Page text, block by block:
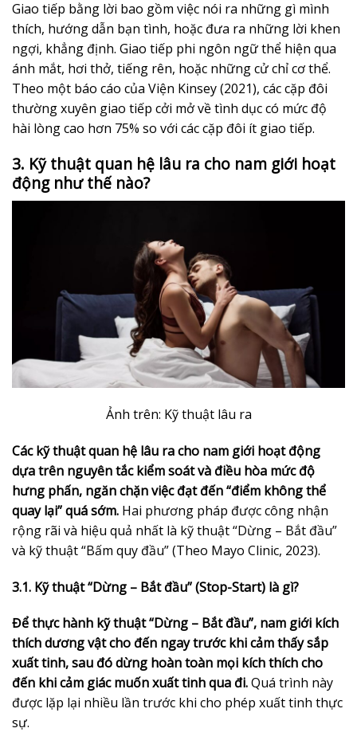
Giao tiếp bằng lời bao gồm việc nói ra những gì mình
thích, hướng dẫn bạn tình, hoặc đưa ra những lời khen
ngợi, khẳng định. Giao tiếp phi ngôn ngữ thể hiện qua
ánh mắt, hơi thở, tiếng rên, hoặc những cử chỉ cơ thể.
Theo một báo cáo của Viện Kinsey (2021), các cặp đôi
thường xuyên giao tiếp cởi mở về tình dục có mức độ
hài lòng cao hơn 75% so với các cặp đôi ít giao tiếp.
3. Kỹ thuật quan hệ lâu ra cho nam giới hoạt
động như thế nào?
Ảnh trên: Kỹ thuật lâu ra
Các kỹ thuật quan hệ lâu ra cho nam giới hoạt động
dựa trên nguyên tắc kiểm soát và điều hòa mức độ
hưng phấn, ngăn chặn việc đạt đến “điểm không thể
quay lại” quá sớm. Hai phương pháp được công nhận
rộng rãi và hiệu quả nhất là kỹ thuật “Dừng – Bắt đầu”
và kỹ thuật “Bấm quy đầu” (Theo Mayo Clinic, 2023).
3.1. Kỹ thuật “Dừng – Bắt đầu” (Stop-Start) là gì?
Để thực hành kỹ thuật “Dừng – Bắt đầu”, nam giới kích
thích dương vật cho đến ngay trước khi cảm thấy sắp
xuất tinh, sau đó dừng hoàn toàn mọi kích thích cho
đến khi cảm giác muốn xuất tinh qua đi.Quá trình này
được lặp lại nhiều lần trước khi cho phép xuất tinh thực
sự.